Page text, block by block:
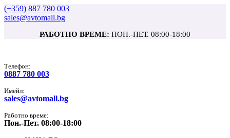
(+359) 887 780 003
sales@avtomall.bg
РАБОТНО ВРЕМЕ: ПОН.-ПЕТ. 08:00-18:00
Tелефон:
0887 780 003
Имейл:
sales@avtomall.bg
Работно време:
Пон.-Пет. 08:00-18:00